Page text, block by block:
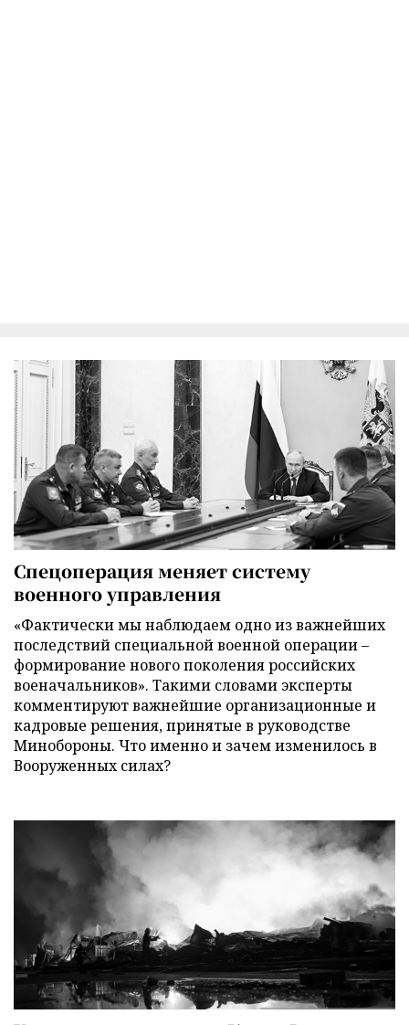
Спецоперация меняет систему
военного управления
«Фактически мы наблюдаем одно из важнейших
последствий специальной военной операции –
формирование нового поколения российских
военачальников». Такими словами эксперты
комментируют важнейшие организационные и
кадровые решения, принятые в руководстве
Минобороны. Что именно и зачем изменилось в
Вооруженных силах?